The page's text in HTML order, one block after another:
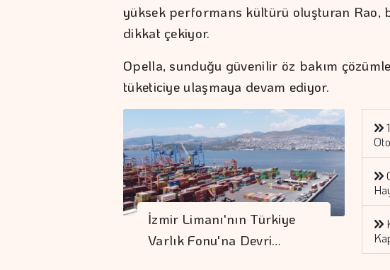
yüksek performans kültürü oluşturan Rao,
dikkat çekiyor.
Opella, sunduğu güvenilir öz bakım
tüketiciye ulaşmaya devam ediyor.
İzmir Limanı'nın Türkiye
Varlık Fonu'na Devri…